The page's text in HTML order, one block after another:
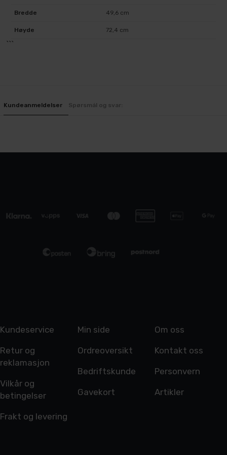
Bredde 49,6 cm
Høyde 72,4 cm
```
Kundeanmeldelser Spørsmål og svar:
Kundeservice
Retur og
reklamasjon
Vilkår og
betingelser
Frakt og levering
Min side
Ordreoversikt
Bedriftskunde
Gavekort
Om oss
Kontakt oss
Personvern
Artikler